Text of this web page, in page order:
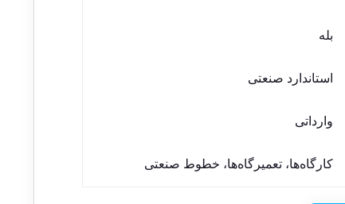
بله
استاندارد صنعتی
وارداتی
کارگاه‌ها، تعمیرگاه‌ها، خطوط صنعتی